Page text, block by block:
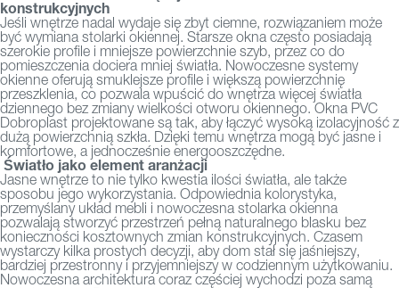
konstrukcyjnych
Jeśli wnętrze nadal wydaje się zbyt ciemne, rozwiązaniem może
być wymiana stolarki okiennej. Starsze okna często posiadają
szerokie profile i mniejsze powierzchnie szyb, przez co do
pomieszczenia dociera mniej światła. Nowoczesne systemy
okienne oferują smuklejsze profile i większą powierzchnię
przeszklenia, co pozwala wpuścić do wnętrza więcej światła
dziennego bez zmiany wielkości otworu okiennego. Okna PVC
Dobroplast projektowane są tak, aby łączyć wysoką izolacyjność z
dużą powierzchnią szkła. Dzięki temu wnętrza mogą być jasne i
komfortowe, a jednocześnie energooszczędne.
Światło jako element aranżacji
Jasne wnętrze to nie tylko kwestia ilości światła, ale także
sposobu jego wykorzystania. Odpowiednia kolorystyka,
przemyślany układ mebli i nowoczesna stolarka okienna
pozwalają stworzyć przestrzeń pełną naturalnego blasku bez
konieczności kosztownych zmian konstrukcyjnych. Czasem
wystarczy kilka prostych decyzji, aby dom stał się jaśniejszy,
bardziej przestronny i przyjemniejszy w codziennym użytkowaniu.
Nowoczesna architektura coraz częściej wychodzi poza samą